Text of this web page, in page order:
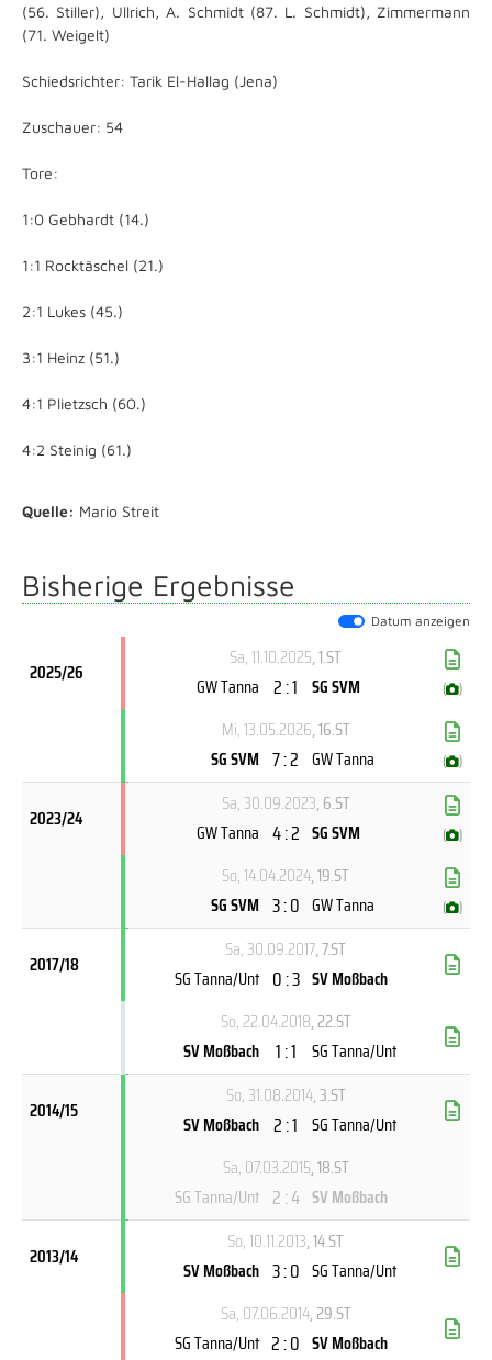
(56. Stiller), Ullrich, A. Schmidt (87. L. Schmidt), Zimmermann
(71. Weigelt)
Schiedsrichter: Tarik El-Hallag (Jena)
Zuschauer: 54
Tore:
1:0 Gebhardt (14.)
1:1 Rocktäschel (21.)
2:1 Lukes (45.)
3:1 Heinz (51.)
4:1 Plietzsch (60.)
4:2 Steinig (61.)
Quelle: Mario Streit
Bisherige Ergebnisse
Datum anzeigen
2025/26
Sa, 11.10.2025, 1.ST
GW Tanna 2 : 1 SG SVM ( )
Mi, 13.05.2026, 16.ST
SG SVM 7 : 2 GW Tanna ( )
2023/24
Sa, 30.09.2023, 6.ST
GW Tanna 4 : 2 SG SVM ( )
So, 14.04.2024, 19.ST
SG SVM 3 : 0 GW Tanna ( )
2017/18
Sa, 30.09.2017, 7.ST
SG Tanna/Unt 0 : 3 SV Moßbach
So, 22.04.2018, 22.ST
SV Moßbach
1 : 1 SG Tanna/Unt
2014/15
So, 31.08.2014, 3.ST
SV Moßbach 2 : 1 SG Tanna/Unt
Sa, 07.03.2015, 18.ST
SG Tanna/Unt 2 : 4 SV Moßbach
2013/14
So, 10.11.2013, 14.ST
SV Moßbach 3 : 0 SG Tanna/Unt
Sa, 07.06.2014, 29.ST
SG Tanna/Unt 2 : 0 SV Moßbach